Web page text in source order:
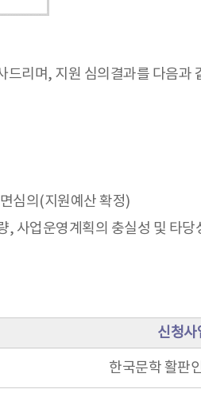
리며, 지원 심의결과를 다음과
심의(지원예산 확정)
사업운영계획의 충실성 및 타
신청사
한국문학 활판